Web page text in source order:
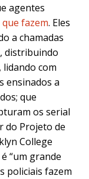
agentes
fazem. Eles
a chamadas
distribuindo
com
ensinados a
que
os serial
do Projeto de
College
“um grande
policiais fazem